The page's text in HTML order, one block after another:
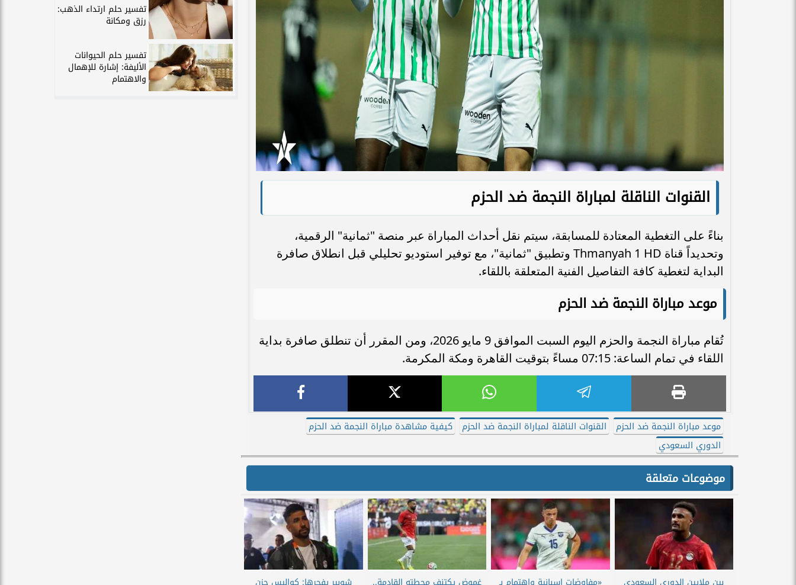
القنوات الناقلة لمباراة النجمة ضد الحزم
بناءً على التغطية المعتادة للمسابقة، سيتم نقل أحداث المباراة عبر منصة "ثمانية" الرقمية،
وتحديداً قناة Thmanyah 1 HD وتطبيق "ثمانية"، مع توفير استوديو تحليلي قبل انطلاق صافرة
البداية لتغطية كافة التفاصيل الفنية المتعلقة باللقاء.
موعد مباراة النجمة ضد الحزم
تُقام مباراة النجمة والحزم اليوم السبت الموافق 9 مايو 2026، ومن المقرر أن تنطلق صافرة بداية
اللقاء في تمام الساعة: 07:15 مساءً بتوقيت القاهرة ومكة المكرمة.
موعد مباراة النجمة ضد الحزم القنوات الناقلة لمباراة النجمة ضد الحزم
كيفية مشاهدة مباراة النجمة ضد الحزم
الدوري السعودي
موضوعات متعلقة
تفسير حلم ارتداء الذهب:
رزق ومكانة
تفسير حلم الحيوانات
الأليفة: إشارة للإهمال
والاهتمام